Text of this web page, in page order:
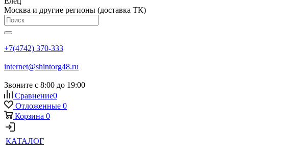
Москва и другие регионы (доставка ТК)
+7(4742) 370-333
internet@shintorg48.ru
Звоните с 8:00 до 19:00
Сравнение0
Отложенные 0
Корзина 0
КАТАЛОГ